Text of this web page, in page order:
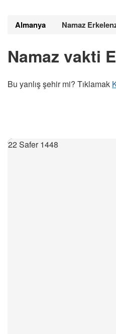
Almanya Namaz
Namaz vakti
Bu yanlış şehir mi? Tıklamak
22 Safer 1448